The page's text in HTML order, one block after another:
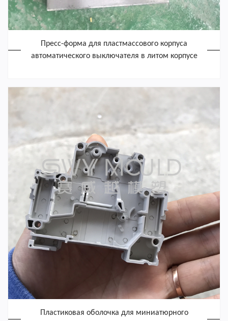
Пресс-форма для пластмассового корпуса
автоматического выключателя в литом корпусе
Пластиковая оболочка для миниатюрного